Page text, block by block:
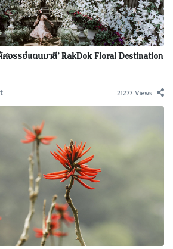
จรรย์แดนมาลี’ RakDok Floral Destination
21277 Views